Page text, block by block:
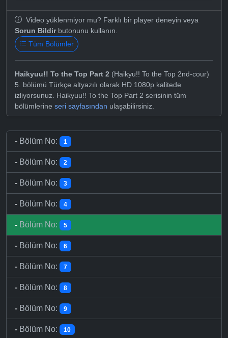
Video yüklenmiyor mu? Farklı bir player deneyin veya
Sorun Bildirbutonunu kullanın.
Tüm Bölümler
Haikyuu!! To the Top Part 2 (Haikyu!! To the Top 2nd-cour)
5. bölümü Türkçe altyazılı olarak HD 1080p kalitede
izliyorsunuz. Haikyuu!! To the Top Part 2 serisinin tüm
bölümlerine seri sayfasından ulaşabilirsiniz.
- Bölüm No: 1
- Bölüm No: 2
- Bölüm No: 3
- Bölüm No: 4
- Bölüm No: 5
- Bölüm No: 6
- Bölüm No: 7
- Bölüm No: 8
- Bölüm No: 9
- Bölüm No: 10